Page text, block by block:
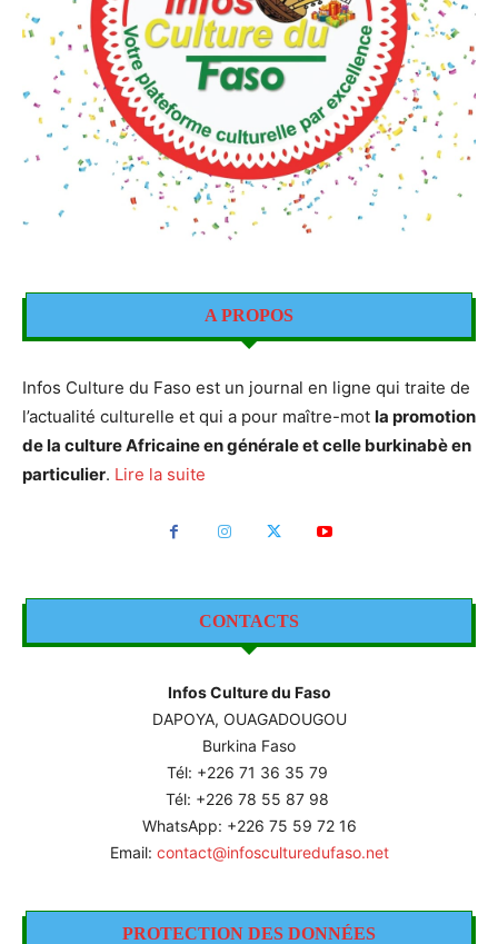
A PROPOS
Infos Culture du Faso est un journal en ligne qui traite de
l’actualité culturelle et qui a pour maître-mot la promotion
de la culture Africaine en générale et celle burkinabè en
particulier. Lire la suite
CONTACTS
Infos Culture du Faso
DAPOYA, OUAGADOUGOU
Burkina Faso
Tél: +226 71 36 35 79
Tél: +226 78 55 87 98
WhatsApp: +226 75 59 72 16
Email: contact@infosculturedufaso.net
PROTECTION DES DONNÉES